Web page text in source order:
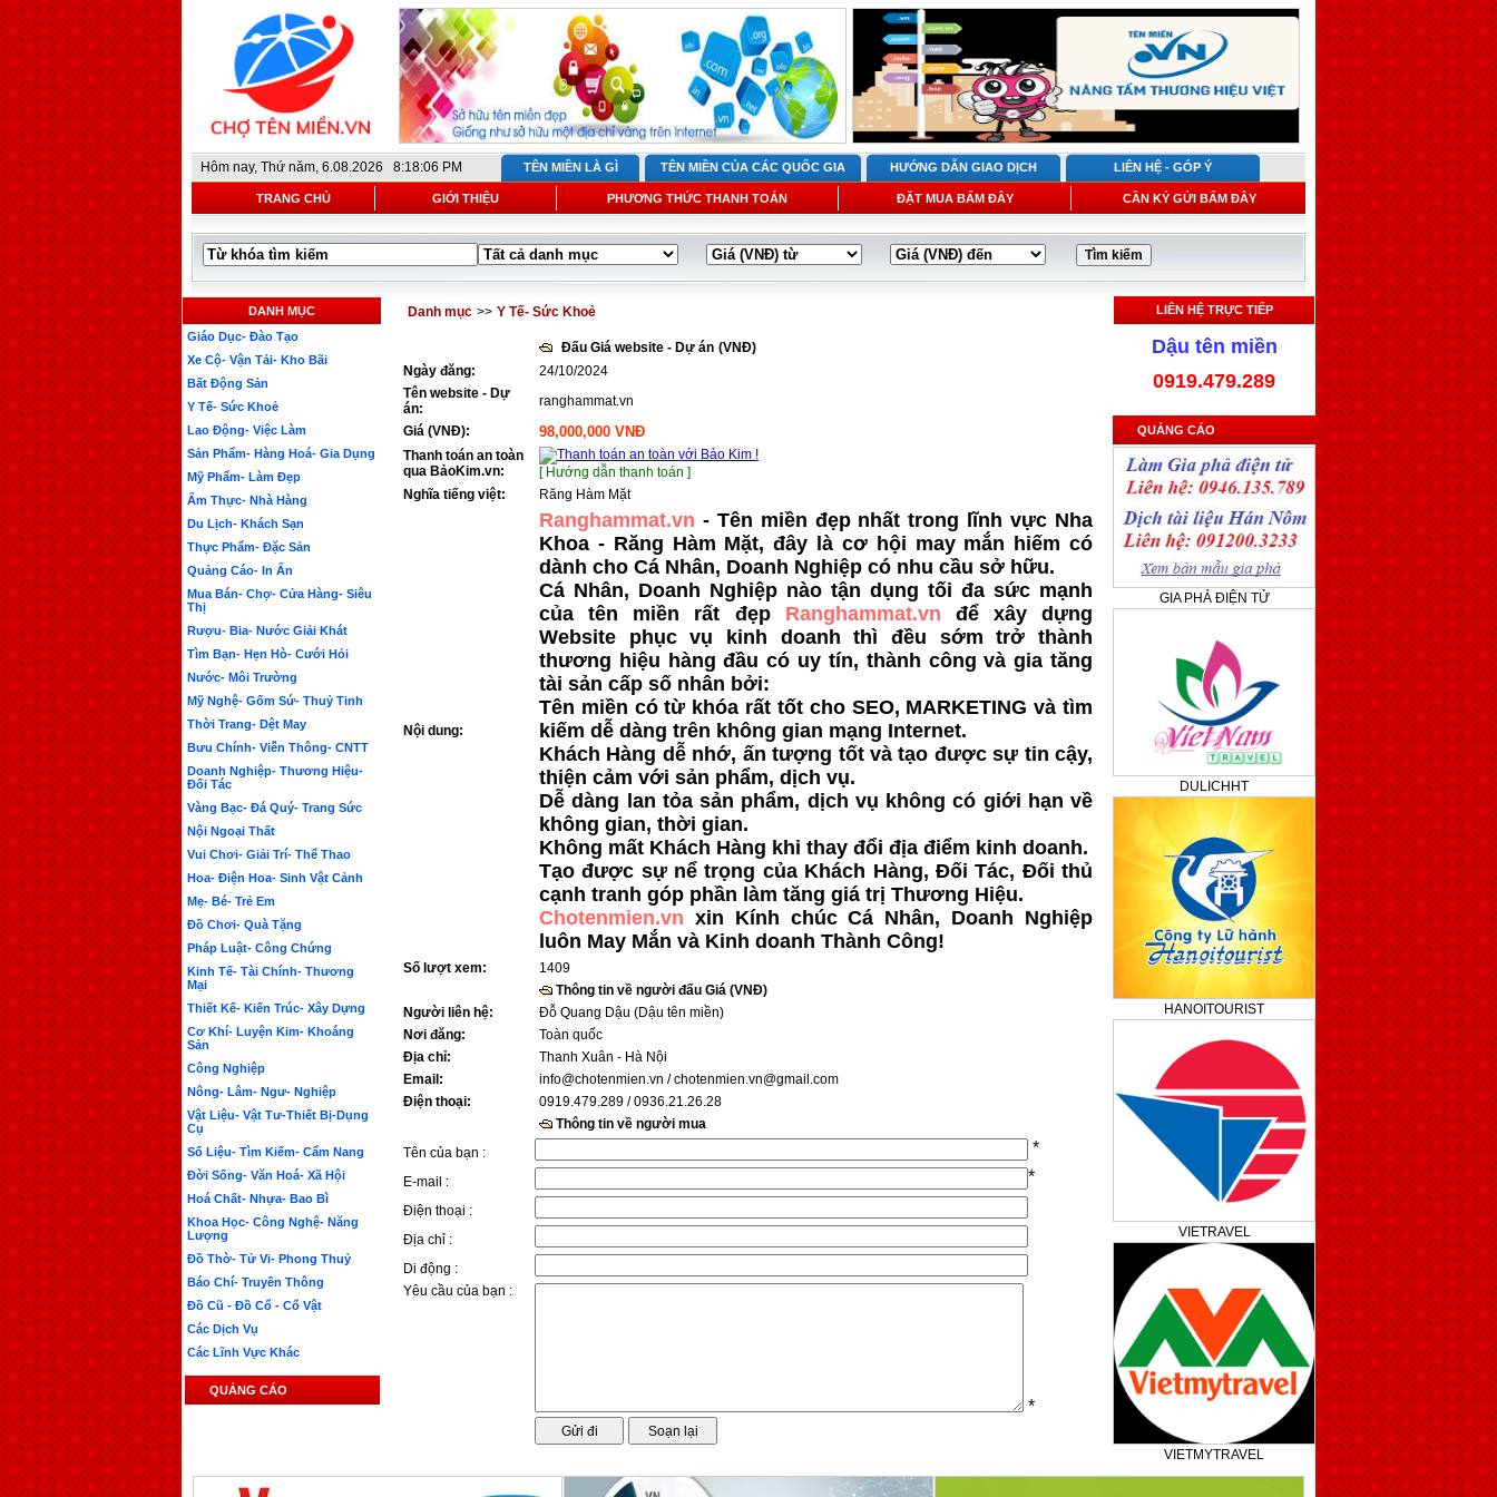
Hôm nay, Thứ năm, 6.08.2026 8:18:06 PM TÊN MIỀN LÀ GÌ TÊN MIỀN CỦA CÁC QUỐC GIA HƯỚNG DẪN GIAO DỊCH LIÊN HỆ - GÓP Ý
TRANG CHỦ GIỚI THIỆU PHƯƠNG THỨC THANH TOÁN ĐẶT MUA BẤM ĐÂY CẦN KÝ GỬI BẤM ĐÂY
DANH MỤC
Giáo Dục- Đào Tạo
Xe Cộ- Vận Tải- Kho Bãi
Bất Động Sản
Y Tế- Sức Khoẻ
Lao Động- Việc Làm
Sản Phẩm- Hàng Hoá- Gia Dụng
Mỹ Phẩm- Làm Đẹp
Ẩm Thực- Nhà Hàng
Du Lịch- Khách Sạn
Thực Phẩm- Đặc Sản
Quảng Cáo- In Ấn
Mua Bán- Chợ- Cửa Hàng- Siêu
Thị
Rượu- Bia- Nước Giải Khát
Tìm Bạn- Hẹn Hò- Cưới Hỏi
Nước- Môi Trường
Mỹ Nghệ- Gốm Sứ- Thuỷ Tinh
Thời Trang- Dệt May
Bưu Chính- Viễn Thông- CNTT
Doanh Nghiệp- Thương Hiệu-
Đối Tác
Vàng Bạc- Đá Quý- Trang Sức
Nội Ngoại Thất
Vui Chơi- Giải Trí- Thể Thao
Hoa- Điện Hoa- Sinh Vật Cảnh
Mẹ- Bé- Trẻ Em
Đồ Chơi- Quà Tặng
Pháp Luật- Công Chứng
Kinh Tế- Tài Chính- Thương
Mại
Thiết Kế- Kiến Trúc- Xây Dựng
Cơ Khí- Luyện Kim- Khoáng
Sản
Công Nghiệp
Nông- Lâm- Ngư- Nghiệp
Vật Liệu- Vật Tư-Thiết Bị-Dụng
Cụ
Số Liệu- Tìm Kiếm- Cẩm Nang
Đời Sống- Văn Hoá- Xã Hội
Hoá Chất- Nhựa- Bao Bì
Khoa Học- Công Nghệ- Năng
Lượng
Đồ Thờ- Tử Vi- Phong Thuỷ
Báo Chí- Truyền Thông
Đồ Cũ - Đồ Cổ - Cổ Vật
Các Dịch Vụ
Các Lĩnh Vực Khác
QUẢNG CÁO
Danh mục >> Y Tế- Sức Khoẻ
Đấu Giá website - Dự án (VNĐ)
Ngày đăng:
24/10/2024
Tên website - Dự
án:
ranghammat.vn
Giá (VNĐ):
98,000,000 VNĐ
Thanh toán an toàn
qua BảoKim.vn:
[ Hướng dẫn thanh toán ]
Nghĩa tiếng việt:
Răng Hàm Mặt
Nội dung:
Ranghammat.vn - Tên miền đẹp nhất trong lĩnh vực Nha
Khoa - Răng Hàm Mặt, đây là cơ hội may mắn hiếm có
dành cho Cá Nhân, Doanh Nghiệp có nhu cầu sở hữu.
Cá Nhân, Doanh Nghiệp nào tận dụng tối đa sức mạnh
của tên miền rất đẹp Ranghammat.vn để xây dựng
Website phục vụ kinh doanh thì đều sớm trở thành
thương hiệu hàng đầu có uy tín, thành công và gia tăng
tài sản cấp số nhân bởi:
Tên miền có từ khóa rất tốt cho SEO, MARKETING và tìm
kiếm dễ dàng trên không gian mạng Internet.
Khách Hàng dễ nhớ, ấn tượng tốt và tạo được sự tin cậy,
thiện cảm với sản phẩm, dịch vụ.
Dễ dàng lan tỏa sản phẩm, dịch vụ không có giới hạn về
không gian, thời gian.
Không mất Khách Hàng khi thay đổi địa điểm kinh doanh.
Tạo được sự nể trọng của Khách Hàng, Đối Tác, Đối thủ
cạnh tranh góp phần làm tăng giá trị Thương Hiệu.
Chotenmien.vn xin Kính chúc Cá Nhân, Doanh Nghiệp
luôn May Mắn và Kinh doanh Thành Công!
Số lượt xem:
1409
Thông tin về người đấu Giá (VNĐ)
Người liên hệ:
Đỗ Quang Dậu (Dậu tên miền)
Nơi đăng:
Toàn quốc
Địa chỉ:
Thanh Xuân - Hà Nội
Email:
info@chotenmien.vn / chotenmien.vn@gmail.com
Điện thoại:
0919.479.289 / 0936.21.26.28
Thông tin về người mua
Tên của bạn :
*
E-mail : *
Điện thoại :
Địa chỉ :
Di động :
Yêu cầu của bạn :
*
LIÊN HỆ TRỰC TIẾP
Dậu tên miền
0919.479.289
QUẢNG CÁO
GIA PHẢ ĐIỆN TỬ
DULICHHT
HANOITOURIST
VIETRAVEL
VIETMYTRAVEL